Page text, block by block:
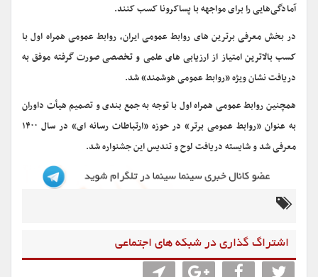
آمادگی‌هایی را برای مواجهه با پساکرونا کسب کنند.
در بخش معرفی برترین های روابط عمومی ایران، روابط عمومی همراه اول با
کسب بالاترین امتیاز از ارزیابی های علمی و تخصصی صورت گرفته موفق به
دریافت نشان ویژه «روابط عمومی هوشمند» شد.
همچنین روابط عمومی همراه اول با توجه به جمع بندی و تصمیم هیأت داوران
به عنوان «روابط عمومی برتر» در حوزه «ارتباطات رسانه ای» در سال ۱۴۰۰
معرفی شد و شایسته دریافت لوح و تندیس این جشنواره شد.
اشتراگ گذاری در شبکه های اجتماعی